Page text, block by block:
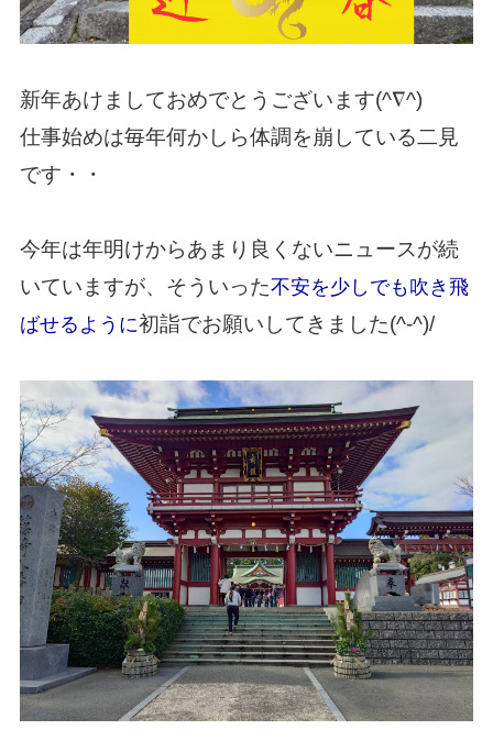
新年あけましておめでとうございます(^∇^)
仕事始めは毎年何かしら体調を崩している二見
です・・
今年は年明けからあまり良くないニュースが続
いていますが、そういった不安を少しでも吹き飛
ばせるように初詣でお願いしてきました(^-^)/